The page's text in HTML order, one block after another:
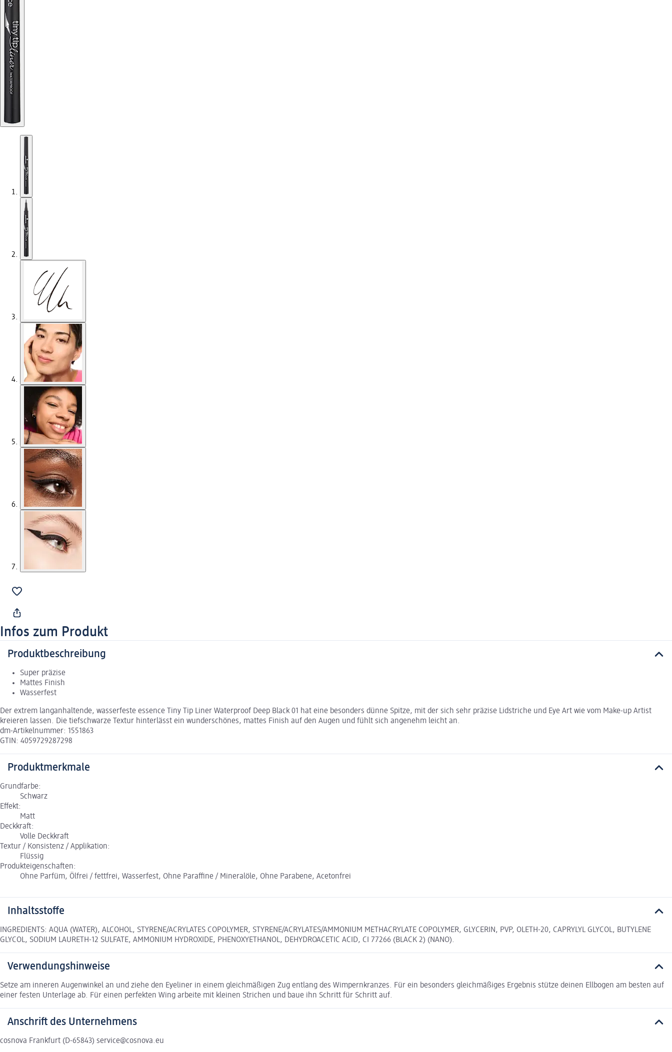
Infos zum Produkt
Produktbeschreibung
Super präzise
Mattes Finish
Wasserfest
Der extrem langanhaltende, wasserfeste essence Tiny Tip Liner Waterproof Deep Black 01 hat eine besonders dünne Spitze, mit der sich sehr präzise Lidstriche und Eye Art wie vom Make-up Artist
kreieren lassen. Die tiefschwarze Textur hinterlässt ein wunderschönes, mattes Finish auf den Augen und fühlt sich angenehm leicht an.
dm-Artikelnummer: 1551863
GTIN: 4059729287298
Produktmerkmale
Grundfarbe:
Schwarz
Effekt:
Matt
Deckkraft:
Volle Deckkraft
Textur / Konsistenz / Applikation:
Flüssig
Produkteigenschaften:
Ohne Parfüm, Ölfrei / fettfrei, Wasserfest, Ohne Paraffine / Mineralöle, Ohne Parabene, Acetonfrei
Inhaltsstoffe
INGREDIENTS: AQUA (WATER), ALCOHOL, STYRENE/ACRYLATES COPOLYMER, STYRENE/ACRYLATES/AMMONIUM METHACRYLATE COPOLYMER, GLYCERIN, PVP, OLETH-20, CAPRYLYL GLYCOL, BUTYLENE
GLYCOL, SODIUM LAURETH-12 SULFATE, AMMONIUM HYDROXIDE, PHENOXYETHANOL, DEHYDROACETIC ACID, CI 77266 (BLACK 2) (NANO).
Verwendungshinweise
Setze am inneren Augenwinkel an und ziehe den Eyeliner in einem gleichmäßigen Zug entlang des Wimpernkranzes. Für ein besonders gleichmäßiges Ergebnis stütze deinen Ellbogen am besten auf
einer festen Unterlage ab. Für einen perfekten Wing arbeite mit kleinen Strichen und baue ihn Schritt für Schritt auf.
Anschrift des Unternehmens
cosnova Frankfurt (D-65843) service@cosnova.eu